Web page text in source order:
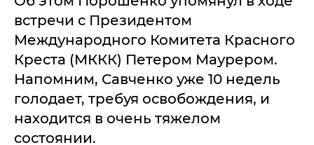
встречи с Президентом
Международного Комитета Красного
Креста (МККК) Петером Маурером.
Напомним, Савченко уже 10 недель
голодает, требуя освобождения, и
находится в очень тяжелом
состоянии.